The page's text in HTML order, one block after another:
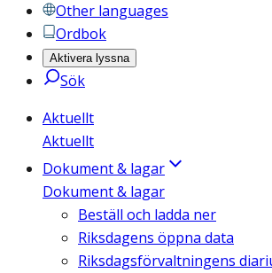
Other languages
Ordbok
Aktivera lyssna
Sök
Aktuellt
Aktuellt
Dokument & lagar
Dokument & lagar
Beställ och ladda ner
Riksdagens öppna data
Riksdagsförvaltningens